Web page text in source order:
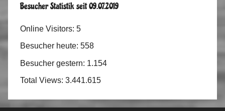
Besucher Statistik seit 09.07.2019
Online Visitors: 5
Besucher heute: 558
Besucher gestern: 1.154
Total Views: 3.441.615